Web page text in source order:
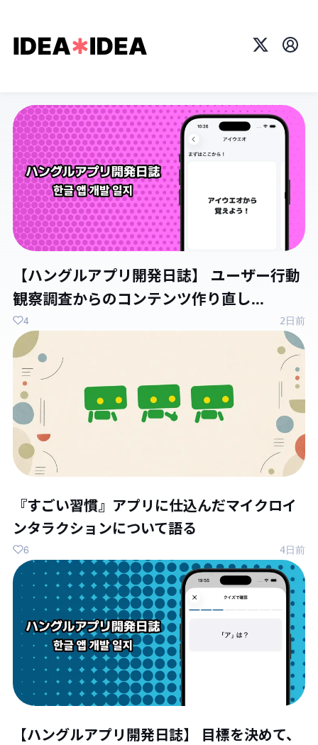
X プロ
【ハングルアプリ開発日誌】 ユーザー行動
観察調査からのコンテンツ作り直し...
2日前
4
『すごい習慣』アプリに仕込んだマイクロイ
ンタラクションについて語る
4日前
6
【ハングルアプリ開発日誌】 目標を決めて、